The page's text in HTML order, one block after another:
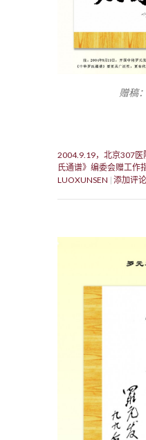
赠稿：
2004.9.19，北京307医
氏通谱》编委会赠工作
LUOXUNSEN 添加评论